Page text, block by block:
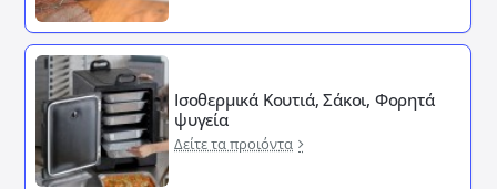
Ισοθερμικά Κουτιά, Σάκοι, Φορητά
ψυγεία
Δείτε τα προιόντα